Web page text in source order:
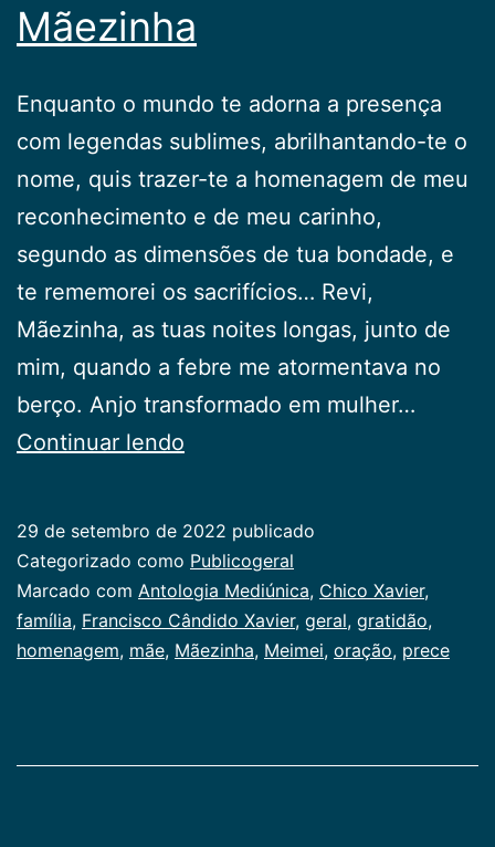
Mãezinha
Enquanto o mundo te adorna a presença
com legendas sublimes, abrilhantando-te o
nome, quis trazer-te a homenagem de meu
reconhecimento e de meu carinho,
segundo as dimensões de tua bondade, e
te rememorei os sacrifícios… Revi,
Mãezinha, as tuas noites longas, junto de
mim, quando a febre me atormentava no
berço. Anjo transformado em mulher…
Continuar lendo
29 de setembro de 2022 publicado
Categorizado como Publicogeral
Marcado com Antologia Mediúnica, Chico Xavier,
família, Francisco Cândido Xavier, geral, gratidão,
homenagem, mãe, Mãezinha, Meimei, oração, prece